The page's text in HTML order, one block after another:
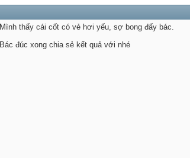
Mình thấy cái cốt có vẻ hơi yếu, sợ bong đấy bác.
Bác đúc xong chia sẻ kết quả với nhé